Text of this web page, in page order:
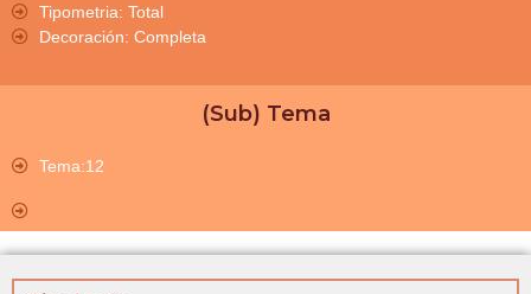
Tipometria: Total
Decoración: Completa
(Sub) Tema
Tema:12